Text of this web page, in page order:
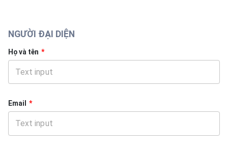
NGƯỜI ĐẠI DIỆN
Họ và tên *
Email *